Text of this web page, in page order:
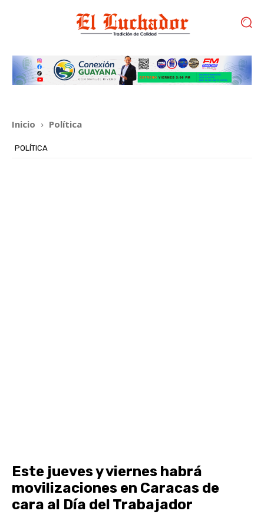
Inicio Política
POLÍTICA
Este jueves y viernes habrá
movilizaciones en Caracas de
cara al Día del Trabajador